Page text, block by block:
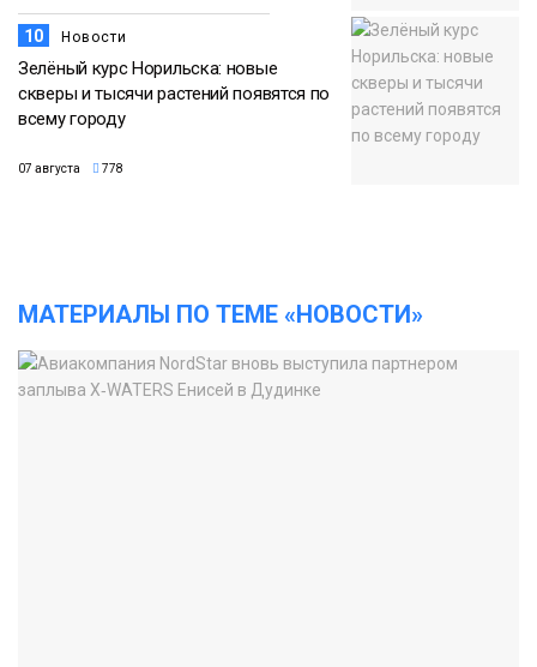
10 Новости
Зелёный курс Норильска: новые
скверы и тысячи растений появятся по
всему городу
07 августа 778
МАТЕРИАЛЫ ПО ТЕМЕ «НОВОСТИ»